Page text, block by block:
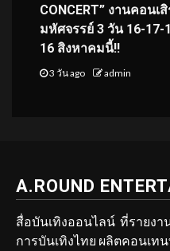
CONCERT” งานคอน
มหัศจรรย์ 3 วัน 16-
16 สิงหาคมนี้!!
3 วัน ago admin
A.ROUND
สื่อบันเทิงออนไลน์ ที่รายงา
การบันเทิงไทย ผลิตคอนเ